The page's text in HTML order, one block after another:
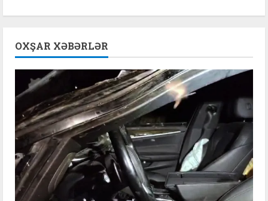
n
u
e
R
e
a
d
i
OXŞAR XƏBƏRLƏR